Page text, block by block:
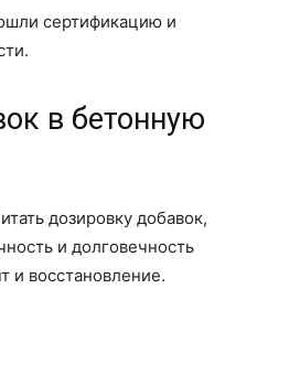
сертификацию и
в бетонную
дозировку добавок,
и долговечность
и восстановление.